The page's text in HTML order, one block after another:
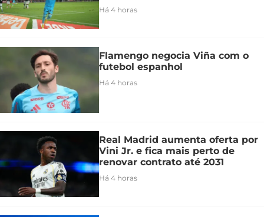
Há 4 horas
Flamengo negocia Viña com o
futebol espanhol
Há 4 horas
Real Madrid aumenta oferta por
Vini Jr. e fica mais perto de
renovar contrato até 2031
Há 4 horas